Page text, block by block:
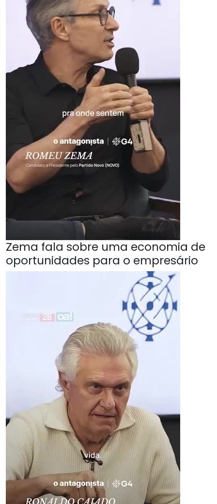
Zema fala sobre uma economia de
oportunidades para o empresário